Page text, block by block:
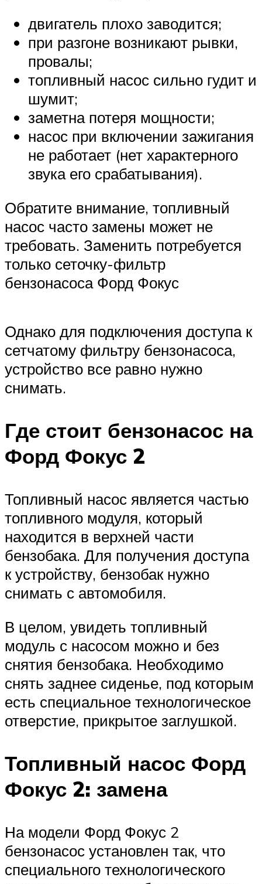
двигатель плохо заводится;
при разгоне возникают рывки,
провалы;
топливный насос сильно гудит и
шумит;
заметна потеря мощности;
насос при включении зажигания
не работает (нет характерного
звука его срабатывания).
Обратите внимание, топливный
насос часто замены может не
требовать. Заменить потребуется
только сеточку-фильтр
бензонасоса Форд Фокус
Однако для подключения доступа к
сетчатому фильтру бензонасоса,
устройство все равно нужно
снимать.
Где стоит бензонасос на
Форд Фокус 2
Топливный насос является частью
топливного модуля, который
находится в верхней части
бензобака. Для получения доступа
к устройству, бензобак нужно
снимать с автомобиля.
В целом, увидеть топливный
модуль с насосом можно и без
снятия бензобака. Необходимо
снять заднее сиденье, под которым
есть специальное технологическое
отверстие, прикрытое заглушкой.
Топливный насос Форд
Фокус 2: замена
На модели Форд Фокус 2
бензонасос установлен так, что
специального технологического